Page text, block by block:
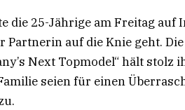
die 25-Jährige am Freitag auf
Partnerin auf die Knie geht.
Next Topmodel“ hält
seien für einen